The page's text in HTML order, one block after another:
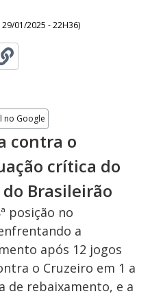
29/01/2025 - 22H36)
no Google
contra o
crítica do
Brasileirão
posição no
a
após 12 jogos
o Cruzeiro em 1 a
de rebaixamento, e a